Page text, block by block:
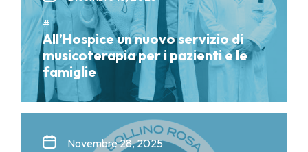
#
All’Hospice un nuovo servizio di
musicoterapia per i pazienti e le
famiglie
Novembre 28, 2025